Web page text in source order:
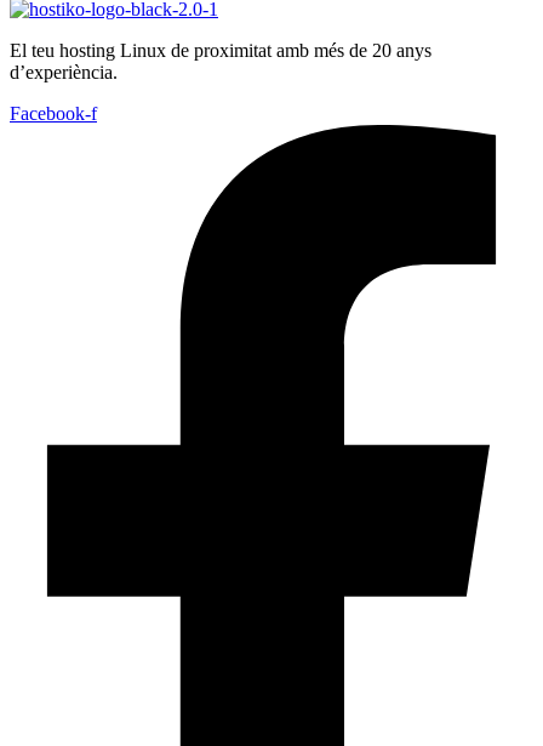
El teu hosting Linux de proximitat amb més de 20 anys
d’experiència.
Facebook-f